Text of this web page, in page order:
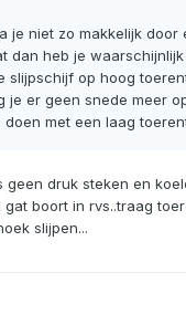
je niet zo makkelijk door
dan heb je
slijpschijf op hoog
je er geen snede meer
met een laag
geen druk steken en
boort in rvs..traag
slijpen...